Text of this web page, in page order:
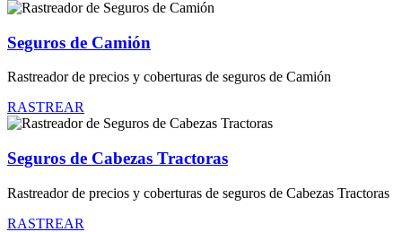
Seguros de Camión
Rastreador de precios y coberturas de seguros de Camión
RASTREAR
Seguros de Cabezas Tractoras
Rastreador de precios y coberturas de seguros de Cabezas Tractoras
RASTREAR